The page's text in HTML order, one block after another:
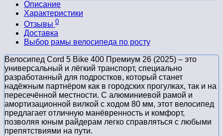
Описание
Характеристики
Отзывы 0
Доставка
Выбор рамы велосипеда по росту
Велосипед Cord 5 Bike 400 Премиум 26 (2025) – это
универсальный и лёгкий транспорт, специально
разработанный для подростков, который станет
надёжным партнёром как в городских прогулках, так и на
пересечённой местности. С алюминиевой рамой и
амортизационной вилкой с ходом 80 мм, этот велосипед
предлагает отличную манёвренность и комфорт,
позволяя юным райдерам легко справляться с любыми
препятствиями на пути.